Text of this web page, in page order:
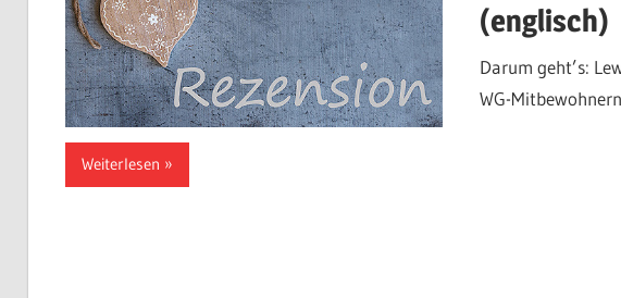
(englisch)
Darum geht’s:
WG-
Weiterlesen